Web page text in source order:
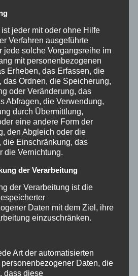
diese Nähe macht
für Hotels so
Marketing
sauber
Influencer Marketing
Briefing. Ohne Briefing
die zwar schön
Buchungsimpulse
Briefing beschreibt
jeder mit oder ohne Hilfe
Verfahren ausgeführte
jede solche Vorgangsreihe im
mit personenbezogenen
Erheben, das Erfassen, die
das Ordnen, die Speicherung,
oder Veränderung, das
Abfragen, die Verwendung,
durch Übermittlung,
eine andere Form der
den Abgleich oder die
die Einschränkung, das
die Vernichtung.
der Verarbeitung
der Verarbeitung ist die
Daten mit dem Ziel, ihre
einzuschränken.
Art der automatisierten
Daten, die
dass diese